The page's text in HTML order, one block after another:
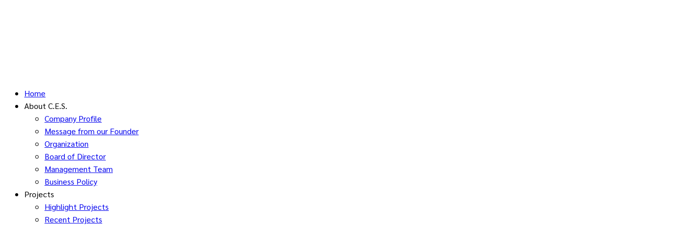
Home
About C.E.S.
Company Profile
Message from our Founder
Organization
Board of Director
Management Team
Business Policy
Projects
Highlight Projects
Recent Projects